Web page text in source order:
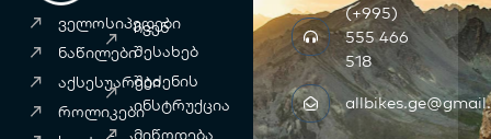
ველოსიპედები
ნაწილები
აქსესუარები
როლიკები
ჩვენ
შესახებ
შეძენის
ინსტრუქცია
მიწოდება
(+995)
555 466
518